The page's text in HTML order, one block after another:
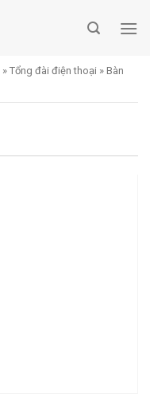
» Tổng đài điện thoại » Bàn